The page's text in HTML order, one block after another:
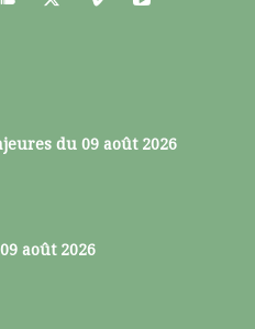
du 09 août 2026
août 2026